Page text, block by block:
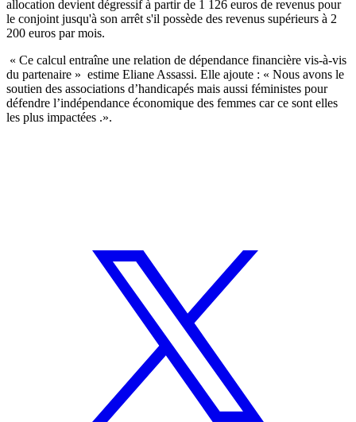
allocation devient dégressif à partir de 1 126 euros de revenus pour
le conjoint jusqu'à son arrêt s'il possède des revenus supérieurs à 2
200 euros par mois.
« Ce calcul entraîne une relation de dépendance financière vis-à-vis
du partenaire » estime Eliane Assassi. Elle ajoute : « Nous avons le
soutien des associations d’handicapés mais aussi féministes pour
défendre l’indépendance économique des femmes car ce sont elles
les plus impactées .».